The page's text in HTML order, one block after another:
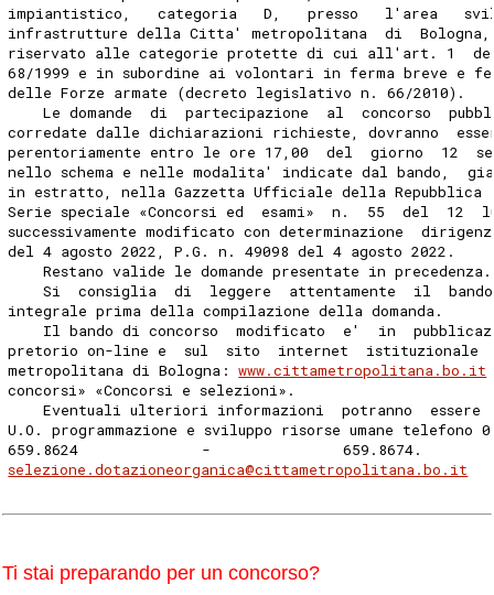
impiantistico,   categoria   D,   presso   l'area
infrastrutture della Citta' metropolitana  di
riservato alle categorie protette di cui all'art. 1
68/1999 e in subordine ai volontari in ferma breve e
delle Forze armate (decreto legislativo n. 66/2010).
Le domande  di  partecipazione  al  concorso
corredate dalle dichiarazioni richieste, dovranno
perentoriamente entro le ore 17,00  del  giorno  12
nello schema e nelle modalita' indicate dal bando,
in estratto, nella Gazzetta Ufficiale della
Serie speciale «Concorsi ed  esami»  n.  55  del  12
successivamente modificato con determinazione
del 4 agosto 2022, P.G. n. 49098 del 4 agosto 2022.
Restano valide le domande presentate in
Si  consiglia  di  leggere  attentamente  il
integrale prima della compilazione della domanda.
Il bando di concorso  modificato  e'  in
pretorio on-line e  sul  sito  internet  istituzionale
metropolitana di Bologna: www.cittametropolitana.bo.it
concorsi» «Concorsi e selezioni».
Eventuali ulteriori informazioni  potranno  essere
U.O. programmazione e sviluppo risorse umane telefono
659.8624              -               659.8674.
selezione.dotazioneorganica@cittametropolitana.bo.it
Ti stai preparando per un concorso?